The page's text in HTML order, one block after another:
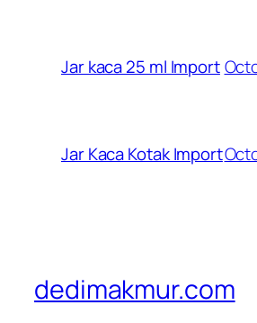
Jar kaca 25 ml Import
Jar Kaca Kotak Import
dedimakmur.com